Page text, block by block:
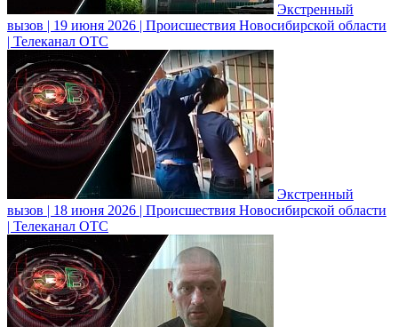
Экстренный
вызов | 19 июня 2026 | Происшествия Новосибирской области
| Телеканал ОТС
Экстренный
вызов | 18 июня 2026 | Происшествия Новосибирской области
| Телеканал ОТС